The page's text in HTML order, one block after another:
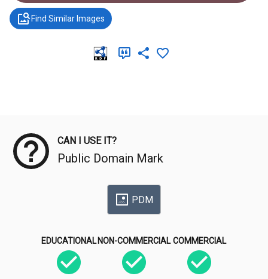
Find Similar Images
CAN I USE IT?
Public Domain Mark
PDM
EDUCATIONAL NON-COMMERCIAL COMMERCIAL